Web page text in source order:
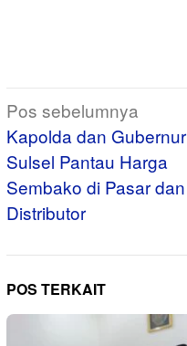
Navigasi
pos
Pos sebelumnya
Kapolda dan Gubernur
Sulsel Pantau Harga
Sembako di Pasar dan
Distributor
POS TERKAIT